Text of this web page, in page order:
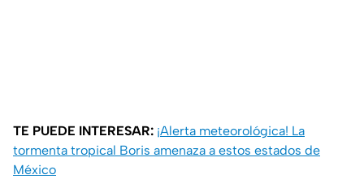
TE PUEDE INTERESAR: ¡Alerta meteorológica! La
tormenta tropical Boris amenaza a estos estados de
México